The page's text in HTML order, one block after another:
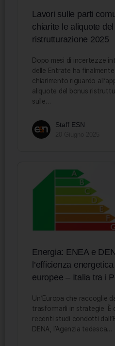
Lavori sulle parti
chiarite le aliquote
ristrutturazione 2025
Dopo mesi di incertezze
delle Entrate ha
chiarimento riguardo
aliquote del bonus
sulle…
Staff ESN
Energia: ENEA e
l’efficienza
europee – Italia tra i
Un’Europa che raccoglie
trasformarli in strategie. È
recenti studi condotti
DENA, l’Agenzia tedesca…